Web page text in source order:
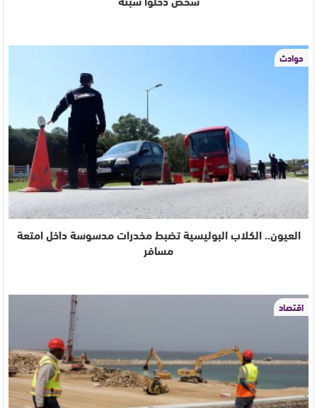
حوادث
العيون.. الكلاب البوليسية تضبط مخدرات مدسوسة داخل امتعة
مسافر
اقتصاد